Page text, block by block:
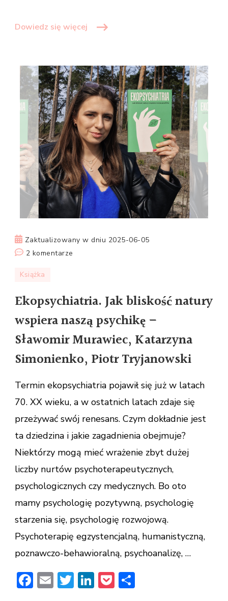
Dowiedz się więcej
Zaktualizowany w dniu 2025-06-05
2 komentarze
natury
wspiera
psychikę
–
Murawiec,
Katarzyna
Piotr
Tryjanowski
Książka
Ekopsychiatria. Jak bliskość natury
wspiera naszą psychikę –
Sławomir Murawiec, Katarzyna
Simonienko, Piotr Tryjanowski
Termin ekopsychiatria pojawił się już w latach
70. XX wieku, a w ostatnich latach zdaje się
przeżywać swój renesans. Czym dokładnie jest
ta dziedzina i jakie zagadnienia obejmuje?
Niektórzy mogą mieć wrażenie zbyt dużej
liczby nurtów psychoterapeutycznych,
psychologicznych czy medycznych. Bo oto
mamy psychologię pozytywną, psychologię
starzenia się, psychologię rozwojową.
Psychoterapię egzystencjalną, humanistyczną,
poznawczo-behawioralną, psychoanalizę, …
Facebook
EmailTwitter
LinkedIn
Pocket